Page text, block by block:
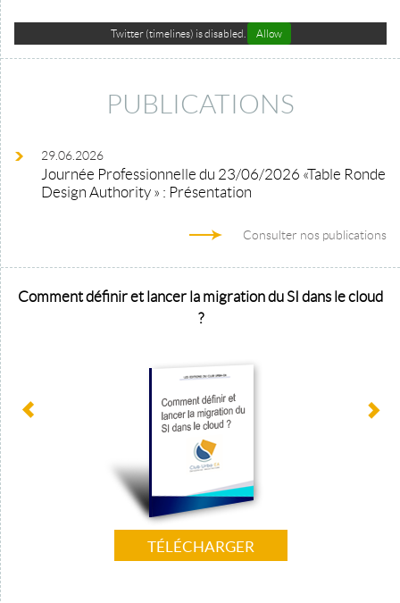
Twitter (timelines) is disabled. Allow
PUBLICATIONS
29.06.2026
Journée Professionnelle du 23/06/2026 «Table Ronde
Design Authority » : Présentation
Consulter nos publications
Comment définir et lancer la migration du SI dans le cloud
?
TÉLÉCHARGER